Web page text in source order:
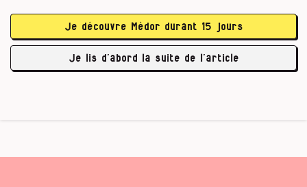
Batailles navales
À Porto do Açu (Brésil), comme nous …
Je découvre Médor durant 15 jours
Je lis d’abord la suite de l’article